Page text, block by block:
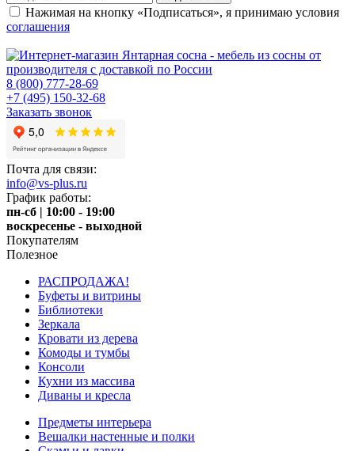
Нажимая на кнопку «Подписаться», я принимаю условия
соглашения
8 (800) 777-28-69
+7 (495) 150-32-68
Заказать звонок
Почта для связи:
info@vs-plus.ru
График работы:
пн-сб | 10:00 - 19:00
воскресенье - выходной
Покупателям
Полезное
РАСПРОДАЖА!
Буфеты и витрины
Библиотеки
Зеркала
Кровати из дерева
Комоды и тумбы
Консоли
Кухни из массива
Диваны и кресла
Предметы интерьера
Вешалки настенные и полки